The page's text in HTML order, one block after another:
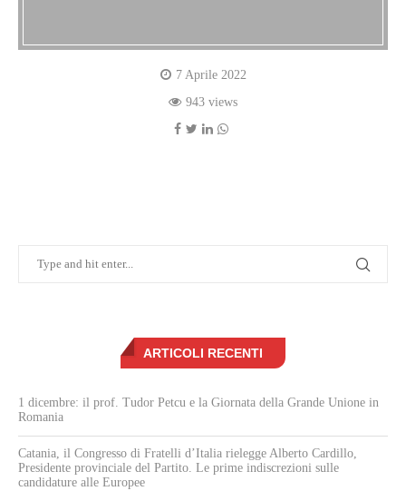
7 Aprile 2022
943 views
ARTICOLI RECENTI
1 dicembre: il prof. Tudor Petcu e la Giornata della Grande Unione in
Romania
Catania, il Congresso di Fratelli d’Italia rielegge Alberto Cardillo,
Presidente provinciale del Partito. Le prime indiscrezioni sulle
candidature alle Europee